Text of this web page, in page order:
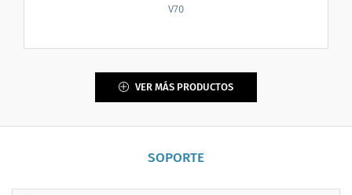
V70
VER MÁS PRODUCTOS
SOPORTE